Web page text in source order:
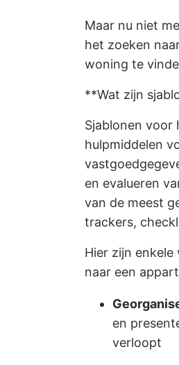
Maar nu niet
het zoeken
woning te
**Wat zijn
Sjablonen
hulpmiddelen
en evalueren
van de meest
trackers,
Hier zijn
naar een
en
verloopt